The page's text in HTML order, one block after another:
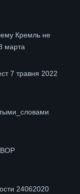
Кремль не
марта
7 травня 2022
24062020